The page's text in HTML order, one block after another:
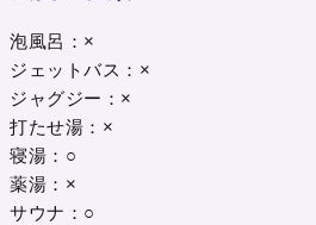
泡風呂：×
ジェットバス：×
ジャグジー：×
打たせ湯：×
寝湯：○
薬湯：×
サウナ：○